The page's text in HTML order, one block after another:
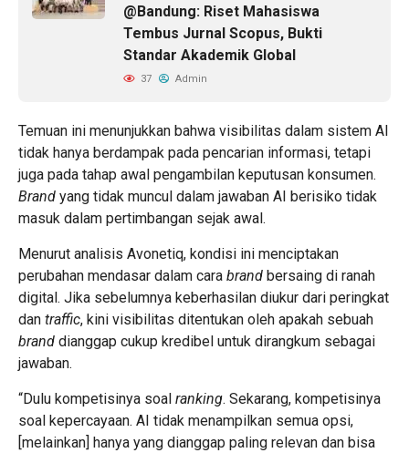
@Bandung: Riset Mahasiswa
Tembus Jurnal Scopus, Bukti
Standar Akademik Global
37 Admin
Temuan ini menunjukkan bahwa visibilitas dalam sistem AI
tidak hanya berdampak pada pencarian informasi, tetapi
juga pada tahap awal pengambilan keputusan konsumen.
Brand yang tidak muncul dalam jawaban AI berisiko tidak
masuk dalam pertimbangan sejak awal.
Menurut analisis Avonetiq, kondisi ini menciptakan
perubahan mendasar dalam cara brand bersaing di ranah
digital. Jika sebelumnya keberhasilan diukur dari peringkat
dan traffic, kini visibilitas ditentukan oleh apakah sebuah
brand dianggap cukup kredibel untuk dirangkum sebagai
jawaban.
“Dulu kompetisinya soal ranking. Sekarang, kompetisinya
soal kepercayaan. AI tidak menampilkan semua opsi,
[melainkan] hanya yang dianggap paling relevan dan bisa